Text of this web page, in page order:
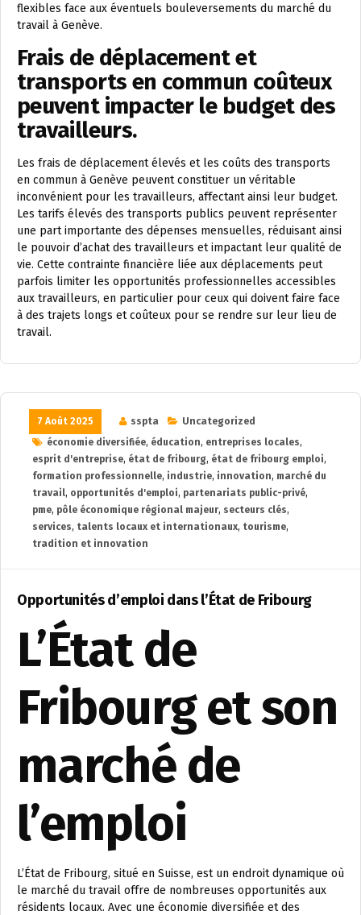
flexibles face aux éventuels bouleversements du marché du
travail à Genève.
Frais de déplacement et
transports en commun coûteux
peuvent impacter le budget des
travailleurs.
Les frais de déplacement élevés et les coûts des transports
en commun à Genève peuvent constituer un véritable
inconvénient pour les travailleurs, affectant ainsi leur budget.
Les tarifs élevés des transports publics peuvent représenter
une part importante des dépenses mensuelles, réduisant ainsi
le pouvoir d’achat des travailleurs et impactant leur qualité de
vie. Cette contrainte financière liée aux déplacements peut
parfois limiter les opportunités professionnelles accessibles
aux travailleurs, en particulier pour ceux qui doivent faire face
à des trajets longs et coûteux pour se rendre sur leur lieu de
travail.
7 Août 2025 sspta
Uncategorized
économie diversifiée, éducation, entreprises locales,
esprit d'entreprise, état de fribourg, état de fribourg emploi,
formation professionnelle, industrie, innovation, marché du
travail, opportunités d'emploi, partenariats public-privé,
pme, pôle économique régional majeur, secteurs clés,
services, talents locaux et internationaux, tourisme,
tradition et innovation
Opportunités d’emploi dans l’État de Fribourg
L’État de
Fribourg et son
marché de
l’emploi
L’État de Fribourg, situé en Suisse, est un endroit dynamique où
le marché du travail offre de nombreuses opportunités aux
résidents locaux. Avec une économie diversifiée et des